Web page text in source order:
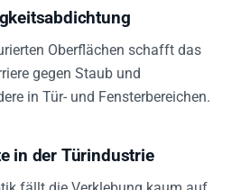
Oberflächen schafft das
gegen Staub und
in Tür- und Fensterbereichen.
in der Türindustrie